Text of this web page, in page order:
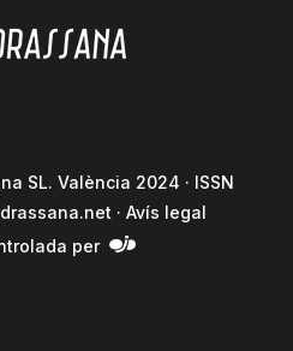
SL. València 2024 · ISSN
·Avís legal
per